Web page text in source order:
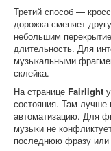
Третий способ —
дорожка сменяет
небольшим
длительность. Для
музыкальными
склейка.
На странице Fairlight
состояния. Там
автоматизацию. Для
музыки не
последнюю фразу или